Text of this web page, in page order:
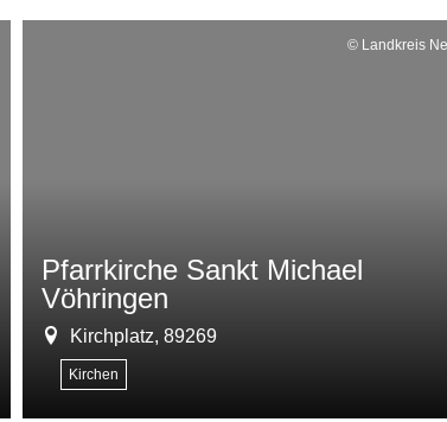
© Landkreis
Pfarrkirche Sankt Michael
Vöhringen
Kirchplatz, 89269
Kirchen